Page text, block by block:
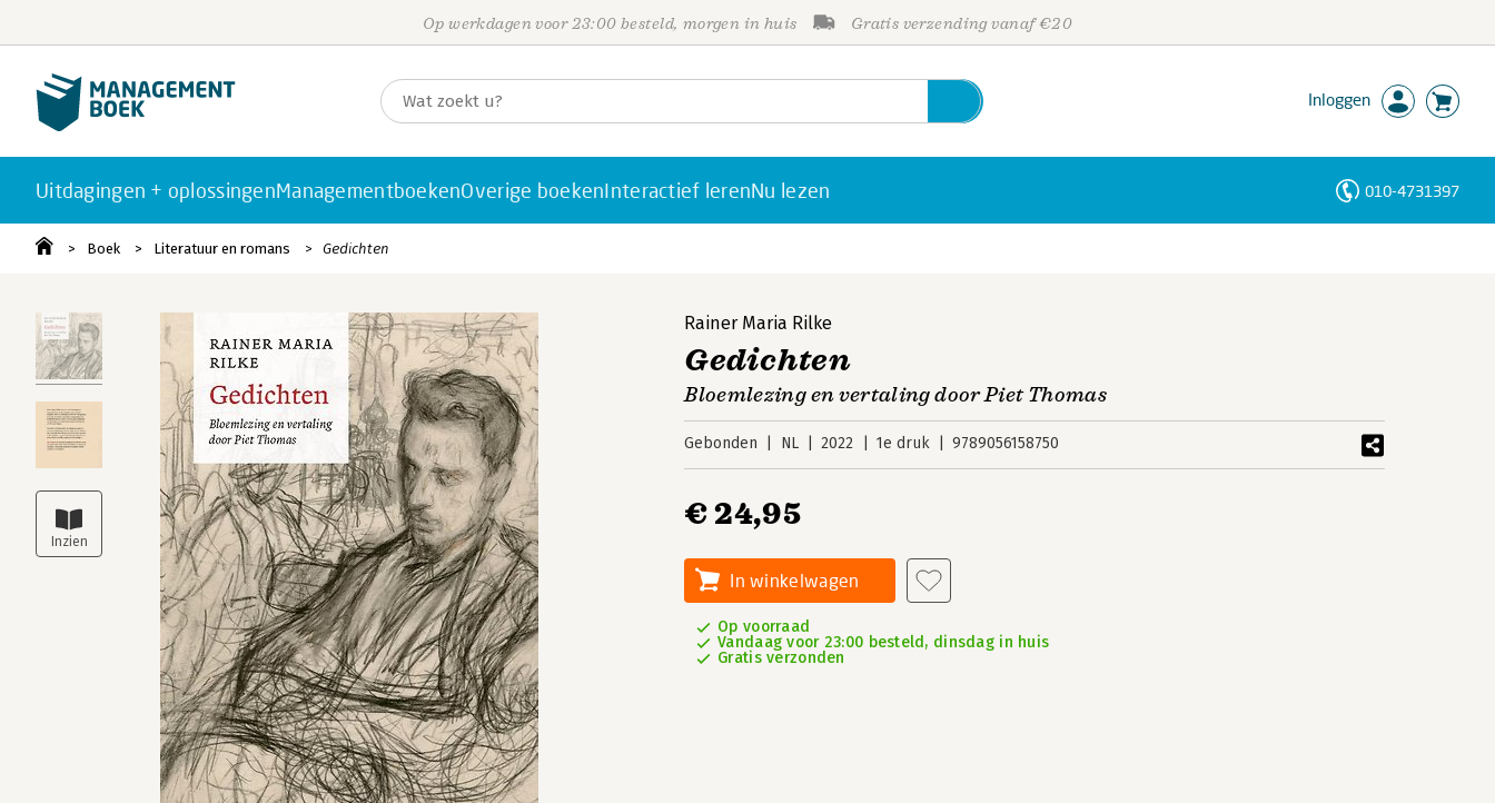
Op werkdagen voor 23:00 besteld, morgen in huis Gratis verzending vanaf €20
Inloggen
Uitdagingen + oplossingenManagementboekenOverige boekenInteractief lerenNu lezen 010-4731397
Boek Literatuur en romans Gedichten
Rainer Maria Rilke
Gedichten
Bloemlezing en vertaling door Piet Thomas
Gebonden NL 2022 1e druk 9789056158750
€ 24,95
In winkelwagen
Op voorraad
Vandaag voor 23:00 besteld, dinsdag in huis
Gratis verzonden
Personen